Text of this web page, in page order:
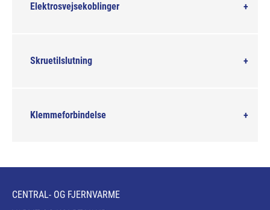
Elektrosvejsekoblinger
Skruetilslutning
Klemmeforbindelse
CENTRAL- OG FJERNVARME